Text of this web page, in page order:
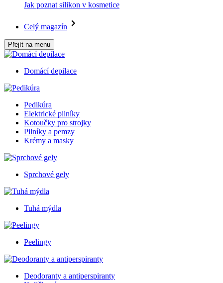
Jak poznat silikon v kosmetice
Celý magazín
Přejít na menu
Domácí depilace
Pedikúra
Elektrické pilníky
Kotoučky pro strojky
Pilníky a pemzy
Krémy a masky
Sprchové gely
Tuhá mýdla
Peelingy
Deodoranty a antiperspiranty